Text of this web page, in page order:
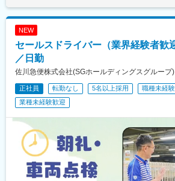
ノ森駅、村崎野駅、横手駅、上飯島駅、
大曲駅(秋田県)、能代駅、西目駅、金谷
(愛知県)、江端駅、南公園駅、大間駅、
中条駅、宮内駅(新潟県)、魚沼丘陵駅、
駅、岩村田駅、村山駅(長野県)、信濃常
永駅、春日居町駅、東桂駅、動橋駅、三
駅、丸岡駅、敦賀駅、清明駅、黒部駅、
良宜駅、ＪＲ総持寺駅、豊川駅(大阪府)
井寺駅、喜志駅、長尾駅(大阪府)、箕面
団地前駅、白浜の宮駅、中山寺駅、豊岡
県)、長柄駅、大山崎駅、馬堀駅、峰山
大社前駅、三雲駅、栗東駅、おごと温泉
岐塩屋駅、片原町駅(香川県)、三本松駅(
富田駅、平田駅(高知県)、多ノ郷駅、布
駅、伴中央駅、広島港・宇品駅、本郷駅
NEW
セールスドライバー（業界経験者歓
／日勤
佐川急便株式会社(SGホールディングスグループ)
正社員 転勤なし 5名以上採用
職種未経
業種未経験歓迎